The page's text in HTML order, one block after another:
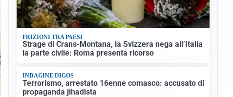
FRIZIONI TRA PAESI
Strage di Crans-Montana, la Svizzera nega all’Italia
la parte civile: Roma presenta ricorso
INDAGINE DIGOS
Terrorismo, arrestato 16enne comasco: accusato di
propaganda jihadista